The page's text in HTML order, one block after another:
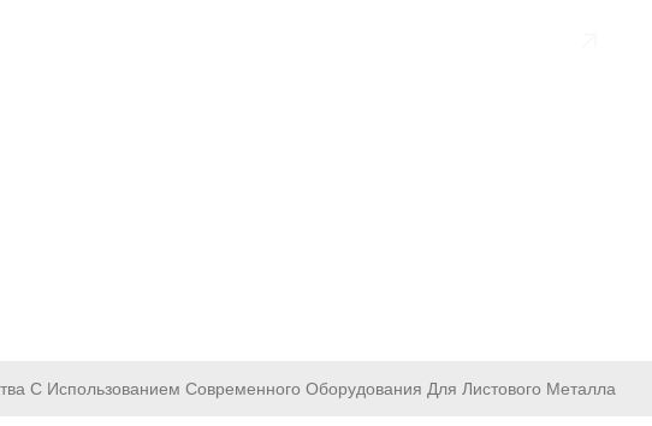
С Использованием Современного Оборудования Для Листового Металла